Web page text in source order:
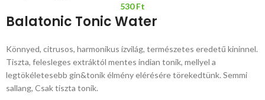
530Ft
Balatonic Tonic Water
Könnyed, citrusos, harmonikus ízvilág, természetes eredetű kininnel.
Tiszta, felesleges extráktól mentes indian tonik, mellyel a
legtökéletesebb gin&tonik élmény elérésére törekedtünk. Semmi
sallang, Csak tiszta tonik.